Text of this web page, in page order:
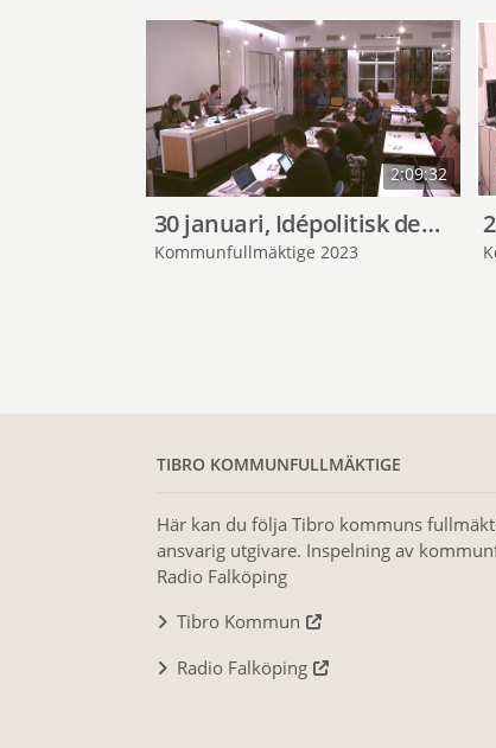
2:09:32
30 januari, Idépolitisk debatt
Kommunfullmäktige 2023
TIBRO KOMMUNFULLMÄKTIGE
Här kan du följa Tibro kommuns
ansvarig utgivare. Inspelning av
Radio Falköping
Tibro Kommun
Radio Falköping